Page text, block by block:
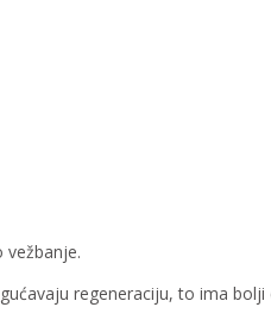
regeneraciju, to ima